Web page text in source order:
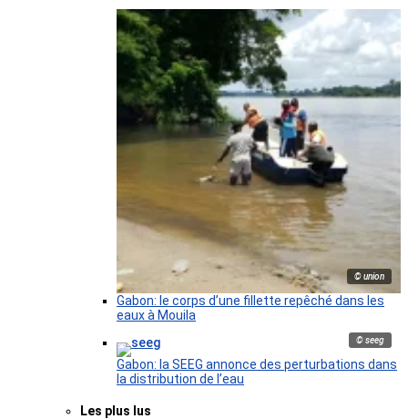
© union
Gabon: le corps d’une fillette repêché dans les
eaux à Mouila
© seeg
Gabon: la SEEG annonce des perturbations dans
la distribution de l’eau
Les plus lus